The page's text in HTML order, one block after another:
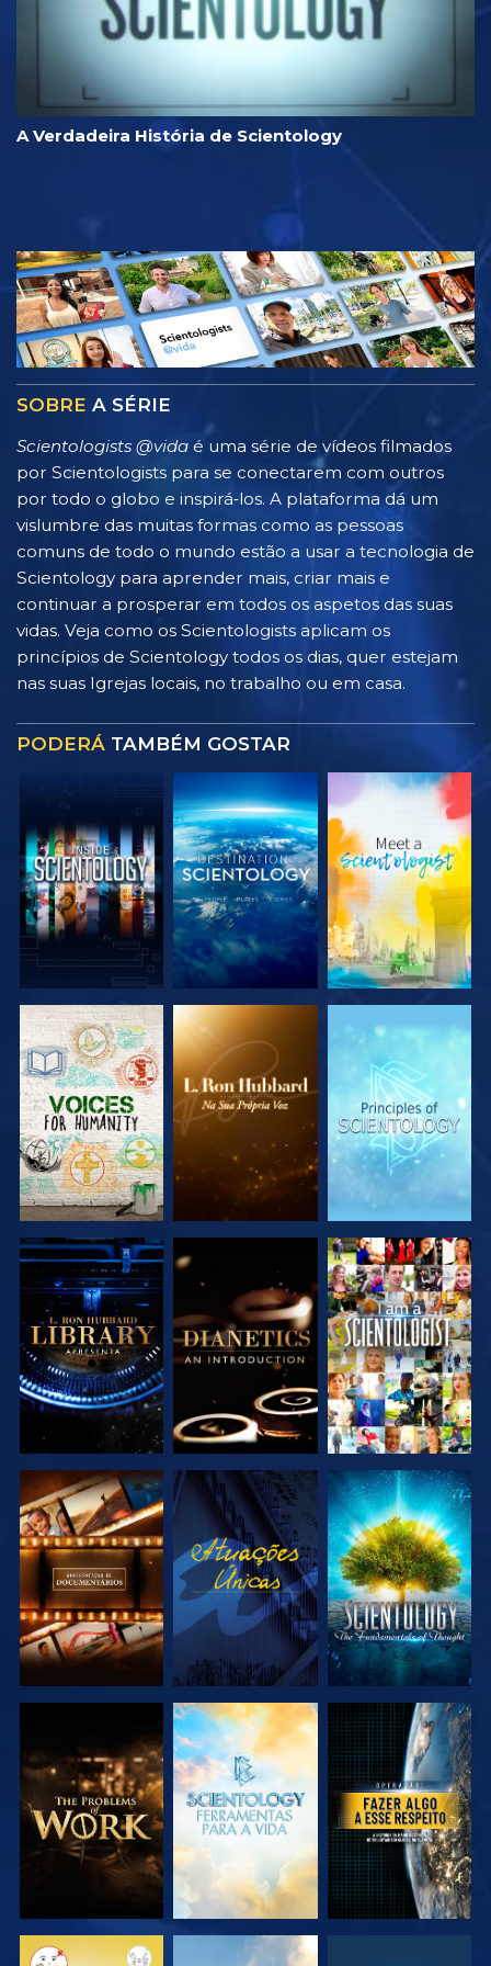
A Verdadeira História de Scientology
SOBRE A SÉRIE
Scientologists @vida é uma série de vídeos filmados
por Scientologists para se conectarem com outros
por todo o globo e inspirá‑los. A plataforma dá um
vislumbre das muitas formas como as pessoas
comuns de todo o mundo estão a usar a tecnologia de
Scientology para aprender mais, criar mais e
continuar a prosperar em todos os aspetos das suas
vidas. Veja como os Scientologists aplicam os
princípios de Scientology todos os dias, quer estejam
nas suas Igrejas locais, no trabalho ou em casa.
PODERÁ TAMBÉM GOSTAR
EXPLORAR A
SÉRIE
EXPLORAR A
SÉRIE
EXPLORAR A
SÉRIE
EXPLORAR A
SÉRIE
EXPLORAR A
SÉRIE
VER
EXPLORAR A
SÉRIE
VER
EXPLORAR A
SÉRIE
EXPLORAR A
SÉRIE
EXPLORAR A
SÉRIE
VER